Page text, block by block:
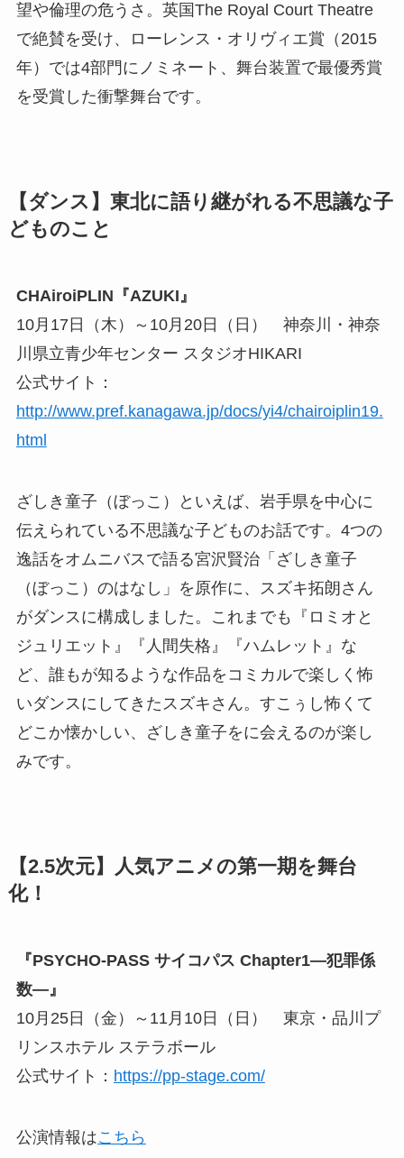
望や倫理の危うさ。英国The Royal Court Theatre
で絶賛を受け、ローレンス・オリヴィエ賞（2015
年）では4部門にノミネート、舞台装置で最優秀賞
を受賞した衝撃舞台です。
【ダンス】東北に語り継がれる不思議な子
どものこと
CHAiroiPLIN『AZUKI』
10月17日（木）～10月20日（日） 神奈川・神奈
川県立青少年センター スタジオHIKARI
公式サイト：
http://www.pref.kanagawa.jp/docs/yi4/chairoiplin19.
html
ざしき童子（ぼっこ）といえば、岩手県を中心に
伝えられている不思議な子どものお話です。4つの
逸話をオムニバスで語る宮沢賢治「ざしき童子
（ぼっこ）のはなし」を原作に、スズキ拓朗さん
がダンスに構成しました。これまでも『ロミオと
ジュリエット』『人間失格』『ハムレット』な
ど、誰もが知るような作品をコミカルで楽しく怖
いダンスにしてきたスズキさん。すこぅし怖くて
どこか懐かしい、ざしき童子をに会えるのが楽し
みです。
【2.5次元】人気アニメの第一期を舞台
化！
『PSYCHO-PASS サイコパス Chapter1―犯罪係
数―』
10月25日（金）～11月10日（日） 東京・品川プ
リンスホテル ステラボール
公式サイト： https://pp-stage.com/
公演情報はこちら